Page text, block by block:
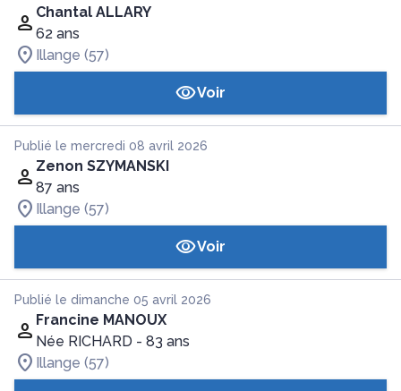
Chantal ALLARY
62 ans
Illange (57)
Voir
Publié le mercredi 08 avril 2026
Zenon SZYMANSKI
87 ans
Illange (57)
Voir
Publié le dimanche 05 avril 2026
Francine MANOUX
Née RICHARD - 83 ans
Illange (57)